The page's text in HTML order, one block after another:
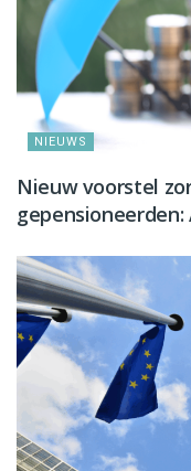
NIEUWS
Nieuw voorstel